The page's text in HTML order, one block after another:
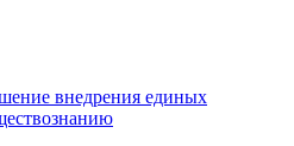
внедрения единых